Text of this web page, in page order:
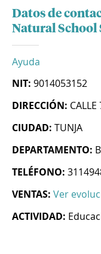
Datos de
Natural School
Ayuda
NIT: 9014053152
DIRECCIÓN:
CIUDAD: TUNJA
DEPARTAMENTO:
TELÉFONO:
VENTAS: Ver
ACTIVIDAD: